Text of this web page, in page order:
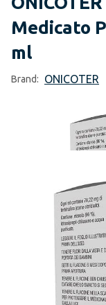
Medicato
ml
Brand: ONICOTER